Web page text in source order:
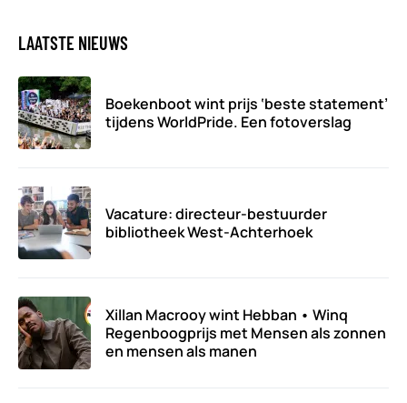
LAATSTE NIEUWS
Boekenboot wint prijs ‘beste statement’
tijdens WorldPride. Een fotoverslag
Vacature: directeur-bestuurder
bibliotheek West-Achterhoek
Xillan Macrooy wint Hebban • Winq
Regenboogprijs met Mensen als zonnen
en mensen als manen